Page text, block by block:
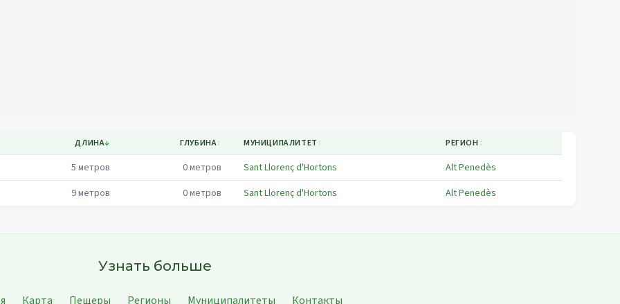
ДЛИНА↓ ГЛУБИНА↕ МУНИЦИПАЛИТЕТ ↕ РЕГИОН ↕
5 метров 0метров Sant Llorenç d'Hortons
Alt Penedès
9метров 0метров Sant Llorenç d'Hortons Alt Penedès
Узнать больше
Карта Пещеры Регионы Муниципалитеты Контакты